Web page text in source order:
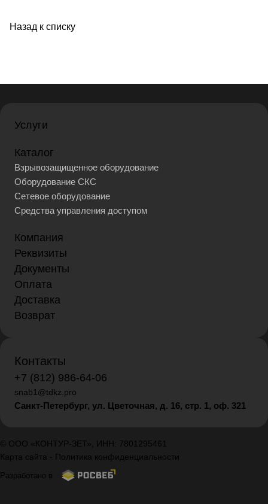
Назад к списку
Услуги
Каталог
Взрывозащищенное оборудование
Оборудование СКС
Сетевое оборудование
Средства управления доступом
Компания
Реквизиты
Документы
Оплата
Доставка
Возврат
Контакты
+7 (812) 986-64-06
snab1@tdkz.pro
Санкт-Петербург, ул. Цветочная, д. 16, стр. 1, оф. 321
© ООО «КОНТУР-ЗЕТ», ИНН: 7801295461
Карта сайта - Политика конфиденциальности
Разработано в